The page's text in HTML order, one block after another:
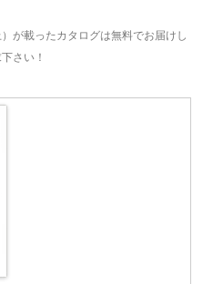
動
が載ったカタログは無料でお届けし
さい！